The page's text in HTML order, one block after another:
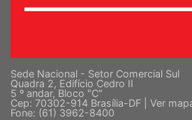
Sede Nacional - Setor Comercial Sul
Quadra 2, Edifício Cedro II
5 º andar, Bloco "C"
Cep: 70302-914 Brasília-DF | Ver
Fone: (61) 3962-8400